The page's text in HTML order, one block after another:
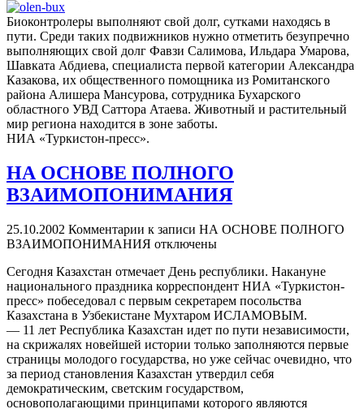
Биоконтролеры выполняют свой долг, сутками находясь в
пути. Среди таких подвижников нужно отметить безупречно
выполняющих свой долг Фавзи Салимова, Ильдара Умарова,
Шавката Абдиева, специалиста первой категории Александра
Казакова, их общественного помощника из Ромитанского
района Алишера Мансурова, сотрудника Бухарского
областного УВД Саттора Атаева. Животный и растительный
мир региона находится в зоне заботы.
НИА «Туркистон-пресс».
НА ОСНОВЕ ПОЛНОГО
ВЗАИМОПОНИМАНИЯ
25.10.2002 Комментарии к записи НА ОСНОВЕ ПОЛНОГО
ВЗАИМОПОНИМАНИЯ отключены
Сегодня Казахстан отмечает День республики. Накануне
национального праздника корреспондент НИА «Туркистон-
пресс» побеседовал с первым секретарем посольства
Казахстана в Узбекистане Мухтаром ИСЛАМОВЫМ.
— 11 лет Республика Казахстан идет по пути независимости,
на скрижалях новейшей истории только заполняются первые
страницы молодого государства, но уже сейчас очевидно, что
за период становления Казахстан утвердил себя
демократическим, светским государством,
основополагающими принципами которого являются